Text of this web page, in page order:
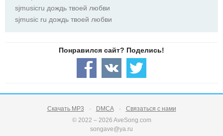
sjmusicru дождь твоей любви
sjmusic ru дождь твоей любви
Скачать MP3 DMCA
Связаться с нами
© 2022 – 2026 AveSong.com
songave@ya.ru